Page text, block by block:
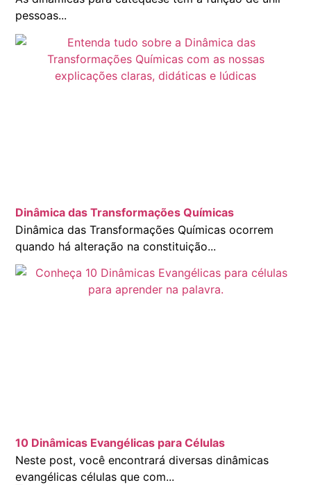
pessoas...
Dinâmica das Transformações Químicas
Dinâmica das Transformações Químicas ocorrem
quando há alteração na constituição...
10 Dinâmicas Evangélicas para Células
Neste post, você encontrará diversas dinâmicas
evangélicas células que com...